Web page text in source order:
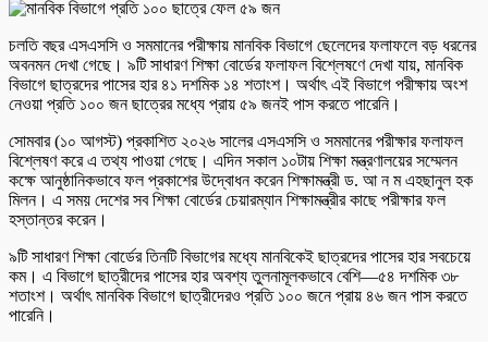
চলতি বছর এসএসসি ও সমমানের পরীক্ষায় মানবিক বিভাগে ছেলেদের ফলাফলে বড় ধরনের
অবনমন দেখা গেছে। ৯টি সাধারণ শিক্ষা বোর্ডের ফলাফল বিশ্লেষণে দেখা যায়, মানবিক
বিভাগে ছাত্রদের পাসের হার ৪১ দশমিক ১৪ শতাংশ। অর্থাৎ এই বিভাগে পরীক্ষায় অংশ
নেওয়া প্রতি ১০০ জন ছাত্রের মধ্যে প্রায় ৫৯ জনই পাস করতে পারেনি।
সোমবার (১০ আগস্ট) প্রকাশিত ২০২৬ সালের এসএসসি ও সমমানের পরীক্ষার ফলাফল
বিশ্লেষণ করে এ তথ্য পাওয়া গেছে। এদিন সকাল ১০টায় শিক্ষা মন্ত্রণালয়ের সম্মেলন
কক্ষে আনুষ্ঠানিকভাবে ফল প্রকাশের উদ্বোধন করেন শিক্ষামন্ত্রী ড. আ ন ম এহছানুল হক
মিলন। এ সময় দেশের সব শিক্ষা বোর্ডের চেয়ারম্যান শিক্ষামন্ত্রীর কাছে পরীক্ষার ফল
হস্তান্তর করেন।
৯টি সাধারণ শিক্ষা বোর্ডের তিনটি বিভাগের মধ্যে মানবিকেই ছাত্রদের পাসের হার সবচেয়ে
কম। এ বিভাগে ছাত্রীদের পাসের হার অবশ্য তুলনামূলকভাবে বেশি—৫৪ দশমিক ৩৮
শতাংশ। অর্থাৎ মানবিক বিভাগে ছাত্রীদেরও প্রতি ১০০ জনে প্রায় ৪৬ জন পাস করতে
পারেনি।